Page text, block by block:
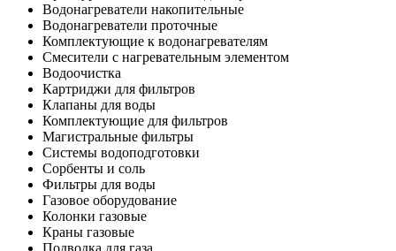
Водонагреватели накопительные
Водонагреватели проточные
Комплектующие к водонагревателям
Смесители с нагревательным элементом
Водоочистка
Картриджи для фильтров
Клапаны для воды
Комплектующие для фильтров
Магистральные фильтры
Системы водоподготовки
Сорбенты и соль
Фильтры для воды
Газовое оборудование
Колонки газовые
Краны газовые
Подводка для газа